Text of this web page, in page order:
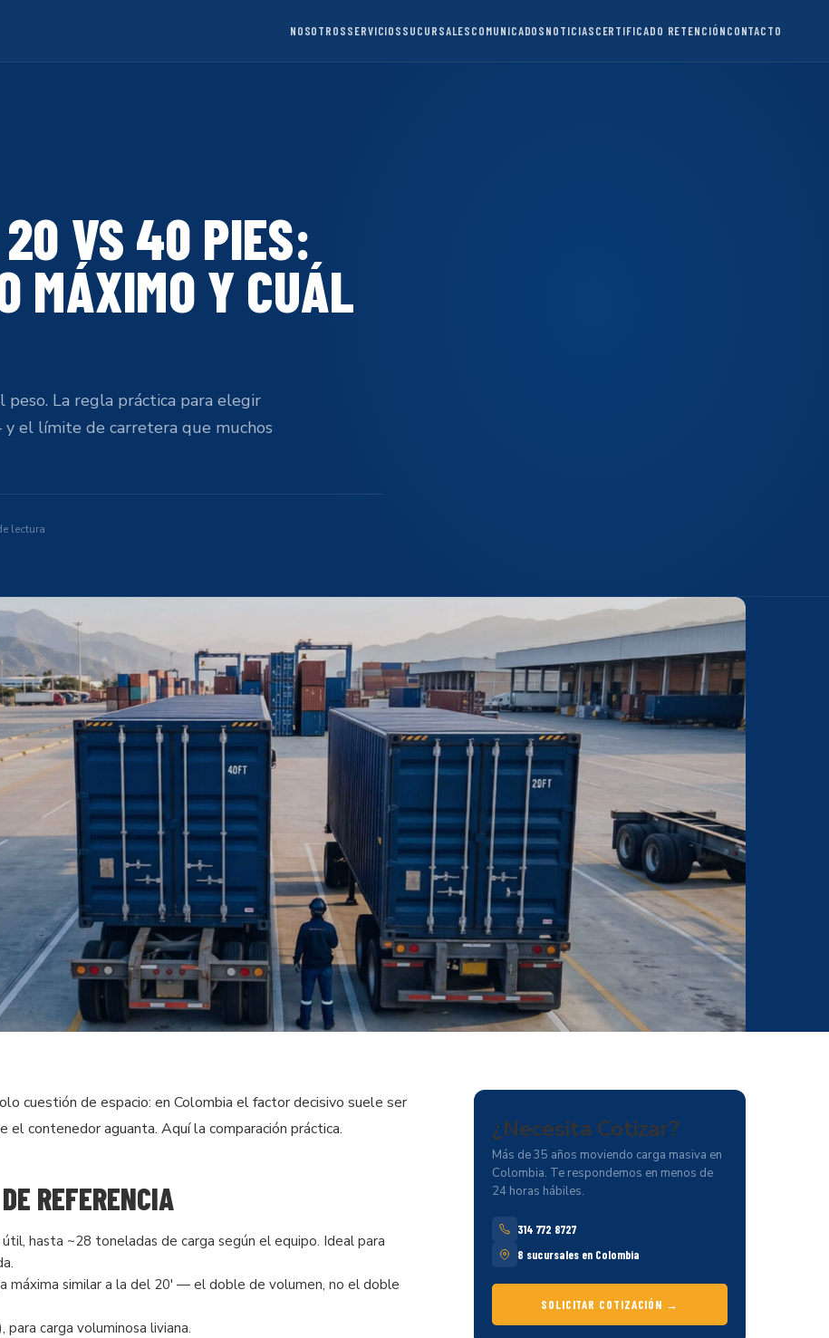
NOSOTROSSERVICIOSSUCURSALESCOMUNICADOSNOTICIASCERTIFICADO RETENCIÓNCONTACTO
20 VS 40 PIES:
MÁXIMO Y CUÁL
La regla práctica para elegir
el límite de carretera que muchos
lectura
cuestión de espacio: en Colombia el factor decisivo suele ser
contenedor aguanta. Aquí la comparación práctica.
REFERENCIA
hasta ~28 toneladas de carga según el equipo. Ideal para
máxima similar a la del 20′ — el doble de volumen, no el doble
carga voluminosa liviana.
¿Necesita Cotizar?
Más de 35 años moviendo carga masiva en
Colombia. Te respondemos en menos de
24 horas hábiles.
314 772 8727
8 sucursales en Colombia
SOLICITAR COTIZACIÓN →